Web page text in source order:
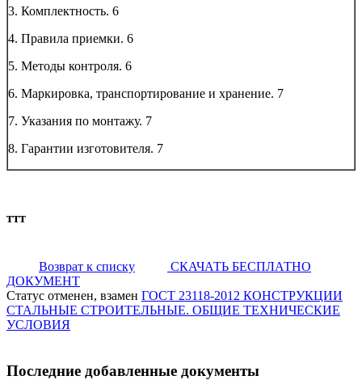
3. Комплектность. 6
4. Правила приемки. 6
5. Методы контроля. 6
6. Маркировка, транспортирование и хранение. 7
7. Указания по монтажу. 7
8. Гарантии изготовителя. 7
ттт
Возврат к списку
СКАЧАТЬ БЕСПЛАТНО
ДОКУМЕНТ
Статус отменен, взамен ГОСТ 23118-2012 КОНСТРУКЦИИ
СТАЛЬНЫЕ СТРОИТЕЛЬНЫЕ. ОБЩИЕ ТЕХНИЧЕСКИЕ
УСЛОВИЯ
Последние добавленные документы